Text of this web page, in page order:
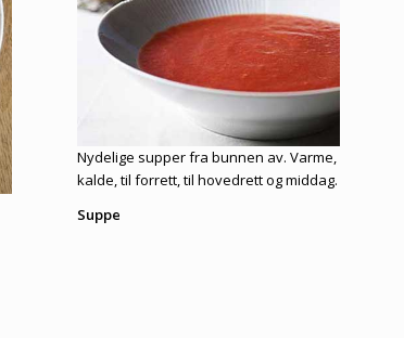
Nydelige supper fra bunnen av. Varme,
kalde, til forrett, til hovedrett og middag.
Suppe